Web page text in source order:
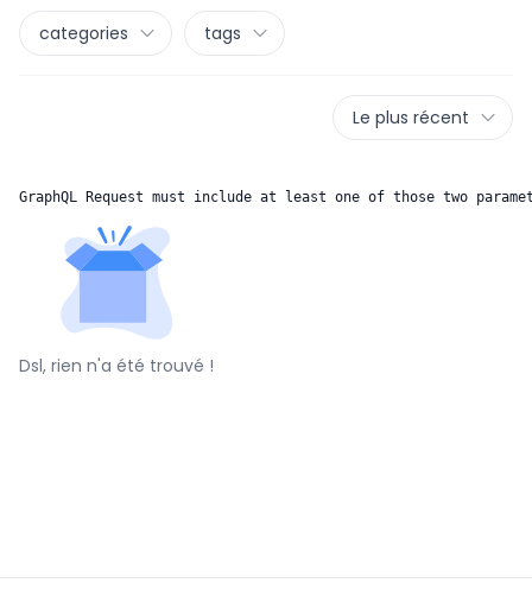
categories tags
Le plus récent
GraphQL Request must include at least one of those two
Dsl, rien n'a été trouvé !